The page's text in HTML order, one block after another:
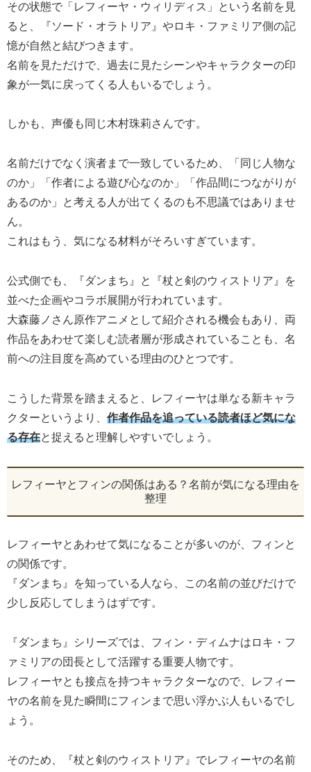
その状態で「レフィーヤ・ウィリディス」という名前を見
ると、『ソード・オラトリア』やロキ・ファミリア側の記
憶が自然と結びつきます。
名前を見ただけで、過去に見たシーンやキャラクターの印
象が一気に戻ってくる人もいるでしょう。
しかも、声優も同じ木村珠莉さんです。
名前だけでなく演者まで一致しているため、「同じ人物な
のか」「作者による遊び心なのか」「作品間につながりが
あるのか」と考える人が出てくるのも不思議ではありませ
ん。
これはもう、気になる材料がそろいすぎています。
公式側でも、『ダンまち』と『杖と剣のウィストリア』を
並べた企画やコラボ展開が行われています。
大森藤ノさん原作アニメとして紹介される機会もあり、両
作品をあわせて楽しむ読者層が形成されていることも、名
前への注目度を高めている理由のひとつです。
こうした背景を踏まえると、レフィーヤは単なる新キャラ
クターというより、 作者作品を追っている読者ほど気にな
る存在と捉えると理解しやすいでしょう。
レフィーヤとフィンの関係はある？名前が気になる理由を
整理
レフィーヤとあわせて気になることが多いのが、フィンと
の関係です。
『ダンまち』を知っている人なら、この名前の並びだけで
少し反応してしまうはずです。
『ダンまち』シリーズでは、フィン・ディムナはロキ・フ
ァミリアの団長として活躍する重要人物です。
レフィーヤとも接点を持つキャラクターなので、レフィー
ヤの名前を見た瞬間にフィンまで思い浮かぶ人もいるでし
ょう。
そのため、『杖と剣のウィストリア』でレフィーヤの名前